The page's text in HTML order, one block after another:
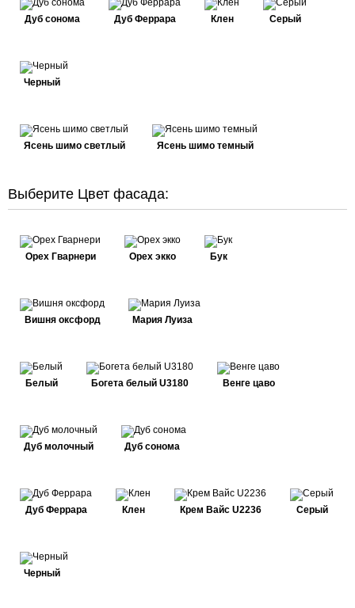
Дуб сонома Дуб Феррара Клен Серый
Черный
Ясень шимо светлый Ясень шимо темный
Выберите Цвет фасада:
Орех Гварнери Орех экко Бук
Вишня оксфорд Мария Луиза
Белый Богета белый U3180 Венге цаво
Дуб молочный Дуб сонома
Дуб Феррара Клен Крем Вайс U2236 Серый
Черный